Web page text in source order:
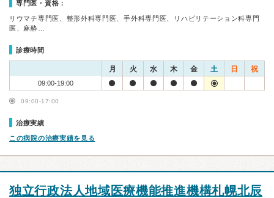
専門医・資格：
リウマチ専門医、整形外科専門医、手外科専門医、リハビリテーション科専門
医、麻酔…
診療時間
月 火 水 木 金 土 日 祝
09:00-19:00
09:00-17:00
治療実績
この病院の治療実績を見る
独立行政法人地域医療機能推進機構札幌北辰